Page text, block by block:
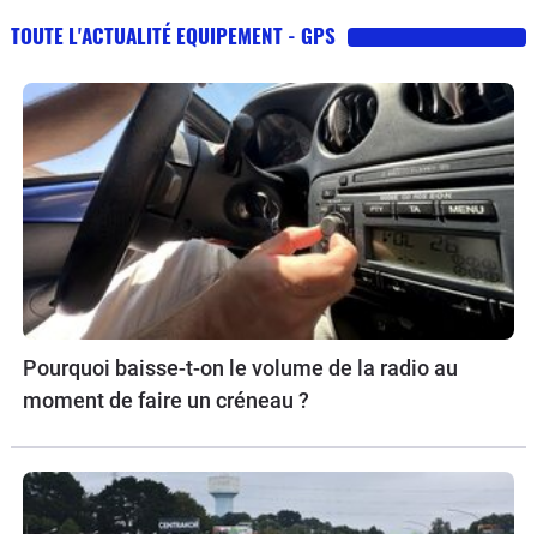
TOUTE L'ACTUALITÉ EQUIPEMENT - GPS
Pourquoi baisse-t-on le volume de la radio au
moment de faire un créneau ?